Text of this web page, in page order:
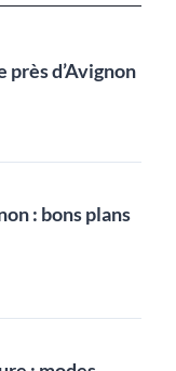
d’Avignon
: bons plans